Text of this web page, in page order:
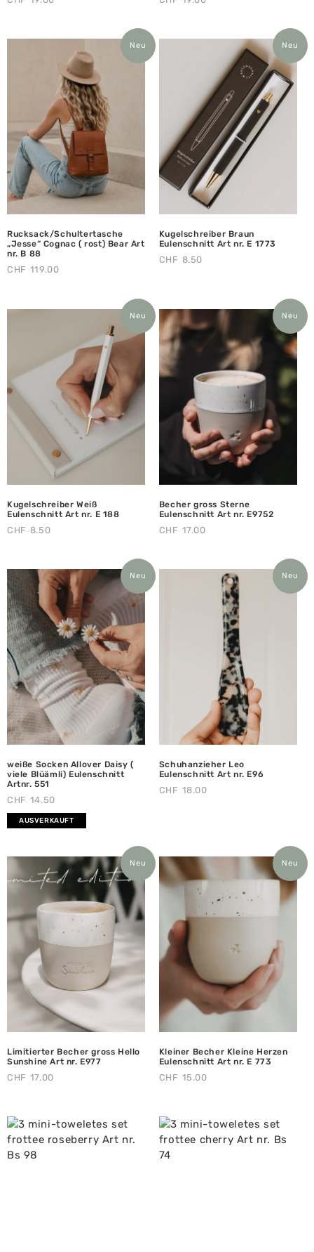
Neu
Rucksack/Schultertasche
„Jesse“ Cognac ( rost) Bear Art
nr. B 88
CHF 119.00
Neu
Kugelschreiber Braun
Eulenschnitt Art nr. E 1773
CHF 8.50
Neu
Kugelschreiber Weiß
Eulenschnitt Art nr. E 188
CHF 8.50
Neu
Becher gross Sterne
Eulenschnitt Art nr. E9752
CHF 17.00
Neu
weiße Socken Allover Daisy (
viele Blüämli) Eulenschnitt
Artnr. 551
CHF 14.50
AUSVERKAUFT
Neu
Schuhanzieher Leo
Eulenschnitt Art nr. E96
CHF 18.00
Neu
Limitierter Becher gross Hello
Sunshine Art nr. E977
CHF 17.00
Neu
Kleiner Becher Kleine Herzen
Eulenschnitt Art nr. E 773
CHF 15.00